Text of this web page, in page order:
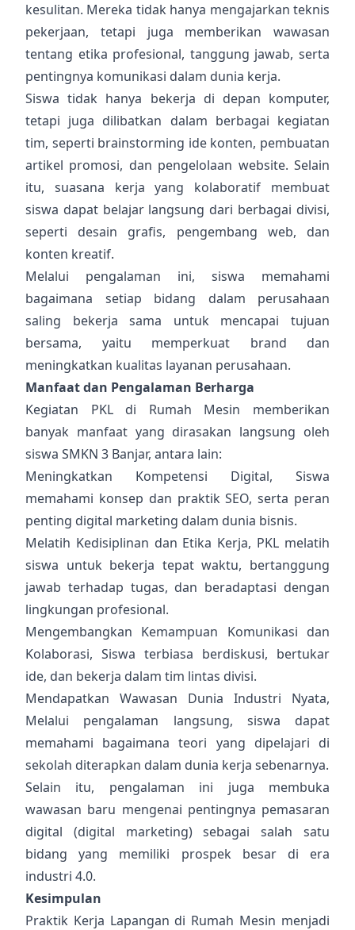
kesulitan. Mereka tidak hanya mengajarkan teknis
pekerjaan, tetapi juga memberikan wawasan
tentang etika profesional, tanggung jawab, serta
pentingnya komunikasi dalam dunia kerja.
Siswa tidak hanya bekerja di depan komputer,
tetapi juga dilibatkan dalam berbagai kegiatan
tim, seperti brainstorming ide konten, pembuatan
artikel promosi, dan pengelolaan website. Selain
itu, suasana kerja yang kolaboratif membuat
siswa dapat belajar langsung dari berbagai divisi,
seperti desain grafis, pengembang web, dan
konten kreatif.
Melalui pengalaman ini, siswa memahami
bagaimana setiap bidang dalam perusahaan
saling bekerja sama untuk mencapai tujuan
bersama, yaitu memperkuat brand dan
meningkatkan kualitas layanan perusahaan.
Manfaat dan Pengalaman Berharga
Kegiatan PKL di Rumah Mesin memberikan
banyak manfaat yang dirasakan langsung oleh
siswa SMKN 3 Banjar, antara lain:
Meningkatkan Kompetensi Digital, Siswa
memahami konsep dan praktik SEO, serta peran
penting digital marketing dalam dunia bisnis.
Melatih Kedisiplinan dan Etika Kerja, PKL melatih
siswa untuk bekerja tepat waktu, bertanggung
jawab terhadap tugas, dan beradaptasi dengan
lingkungan profesional.
Mengembangkan Kemampuan Komunikasi dan
Kolaborasi, Siswa terbiasa berdiskusi, bertukar
ide, dan bekerja dalam tim lintas divisi.
Mendapatkan Wawasan Dunia Industri Nyata,
Melalui pengalaman langsung, siswa dapat
memahami bagaimana teori yang dipelajari di
sekolah diterapkan dalam dunia kerja sebenarnya.
Selain itu, pengalaman ini juga membuka
wawasan baru mengenai pentingnya pemasaran
digital (digital marketing) sebagai salah satu
bidang yang memiliki prospek besar di era
industri 4.0.
Kesimpulan
Praktik Kerja Lapangan di Rumah Mesin menjadi